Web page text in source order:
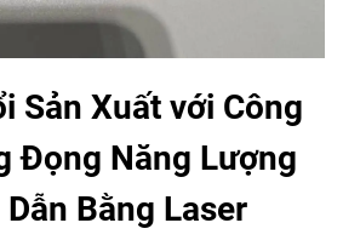
Sản Xuất với Công
Đọng Năng Lượng
Bằng Laser